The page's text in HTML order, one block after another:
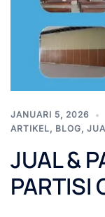
JANUARI 5, 2026
ARTIKEL, BLOG,
JUAL &
PARTISI